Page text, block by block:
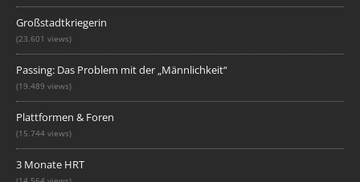
Großstadtkriegerin
(23.601 views)
Passing: Das Problem mit der „Männlichkeit“
(19.489 views)
Plattformen & Foren
(15.744 views)
3 Monate HRT